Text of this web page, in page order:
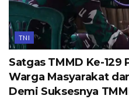
TNI
Satgas TMMD Ke-129
Warga Masyarakat
Demi Suksesnya